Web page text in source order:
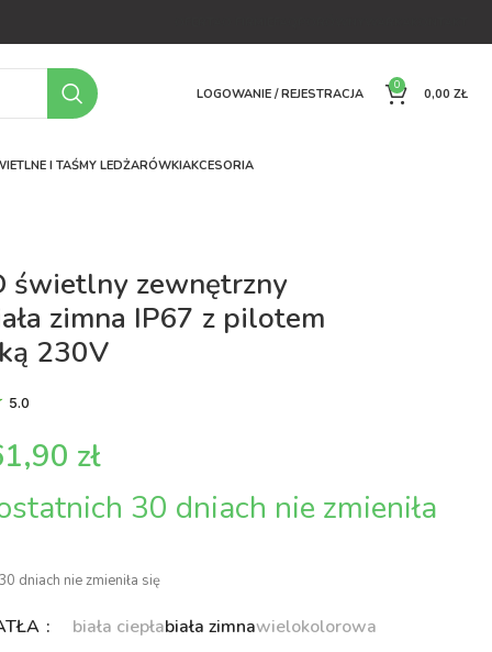
LOGOWANIE / REJESTRACJA
0
0,00 ZŁ
I TAŚMY LEDŻARÓWKIAKCESORIA
świetlny zewnętrzny
zimna IP67 z pilotem
230V
5.0
zł
dniach nie zmieniła się
biała ciepłabiała zimnawielokolorowa